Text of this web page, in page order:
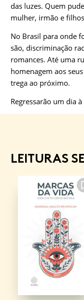
das luzes. Quem
mulher, irmão e
No Brasil para onde
são, discriminação
romances. Até uma
homenagem aos
trega ao próximo.
Regressarão um dia
LEITURAS